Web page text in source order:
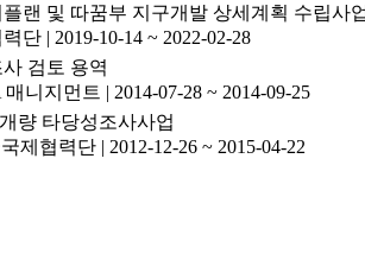
랜 및 따꿈부 지구개발 상세계획 수립사
력단 | 2019-10-14 ~ 2022-02-28
검토 용역
매니지먼트 | 2014-07-28 ~ 2014-09-25
량 타당성조사사업
제협력단 | 2012-12-26 ~ 2015-04-22